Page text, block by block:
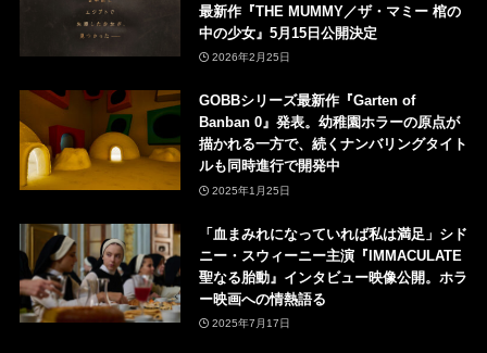
最新作『THE MUMMY／ザ・マミー 棺の
中の少女』5月15日公開決定
2026年2月25日
GOBBシリーズ最新作『Garten of
Banban 0』発表。幼稚園ホラーの原点が
描かれる一方で、続くナンバリングタイト
ルも同時進行で開発中
2025年1月25日
「⾎まみれになっていれば私は満⾜」シド
ニー・スウィーニー主演『IMMACULATE
聖なる胎動』インタビュー映像公開。ホラ
ー映画への情熱語る
2025年7月17日